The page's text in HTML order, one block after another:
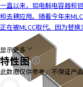
一直以来，铝电解电容器和
和去耦应用。随着今年来
正在被MLCC取代。因为替换
显示更多
特性图
此数据仅供参考，不保证产品